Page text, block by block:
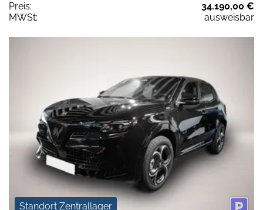
Preis:
34.190,00 €
MWSt:
ausweisbar
Standort Zentrallager